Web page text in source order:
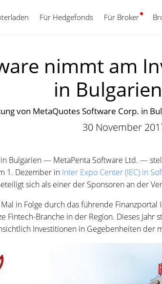
Für Hedgefonds Für Broker
nimmt am
in
von MetaQuotes Software Corp. in
30 November
Bulgarien — MetaPenta Software Ltd. —
1. Dezember in Inter Expo Center (IEC) in
sich als einer der Sponsoren an der
in Folge durch das führende
Fintech-Branche in der Region. Dieses
Investitionen in Gegebenheiten der